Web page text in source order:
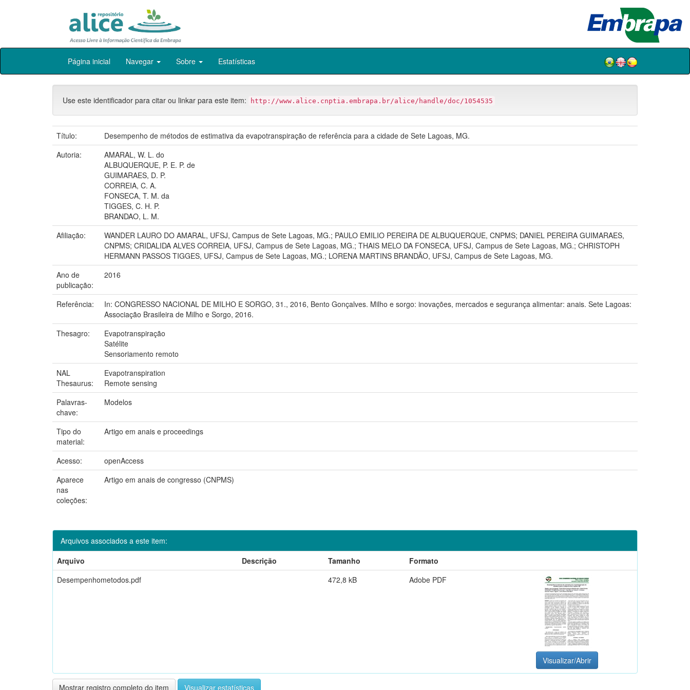
Skip
Página inicial Navegar Sobre Estatísticas
Use este identificador para citar ou linkar para este item: http://www.alice.cnptia.embrapa.br/alice/handle/doc/1054535
Título:
Desempenho de métodos de estimativa da evapotranspiração de referência para a cidade de Sete Lagoas, MG.
Autoria:
AMARAL, W. L. do
ALBUQUERQUE, P. E. P. de
GUIMARAES, D. P.
CORREIA, C. A.
FONSECA, T. M. da
TIGGES, C. H. P.
BRANDAO, L. M.
Afiliação:
WANDER LAURO DO AMARAL, UFSJ, Campus de Sete Lagoas, MG.; PAULO EMILIO PEREIRA DE ALBUQUERQUE, CNPMS; DANIEL PEREIRA GUIMARAES,
CNPMS; CRIDALIDA ALVES CORREIA, UFSJ, Campus de Sete Lagoas, MG.; THAIS MELO DA FONSECA, UFSJ, Campus de Sete Lagoas, MG.; CHRISTOPH
HERMANN PASSOS TIGGES, UFSJ, Campus de Sete Lagoas, MG.; LORENA MARTINS BRANDÃO, UFSJ, Campus de Sete Lagoas, MG.
Ano de
publicação:
2016
Referência:
In: CONGRESSO NACIONAL DE MILHO E SORGO, 31., 2016, Bento Gonçalves. Milho e sorgo: inovações, mercados e segurança alimentar: anais. Sete Lagoas:
Associação Brasileira de Milho e Sorgo, 2016.
Thesagro:
Evapotranspiração
Satélite
Sensoriamento remoto
NAL
Thesaurus:
Evapotranspiration
Remote sensing
Palavras-
chave:
Modelos
Tipo do
material:
Artigo em anais e proceedings
Acesso:
openAccess
Aparece
nas
coleções:
Artigo em anais de congresso (CNPMS)
Arquivos associados a este item:
Arquivo
Descrição Tamanho
Formato
Desempenhometodos.pdf
472,8 kB Adobe PDF
Visualizar/Abrir
Mostrar registro completo do item Visualizar estatísticas